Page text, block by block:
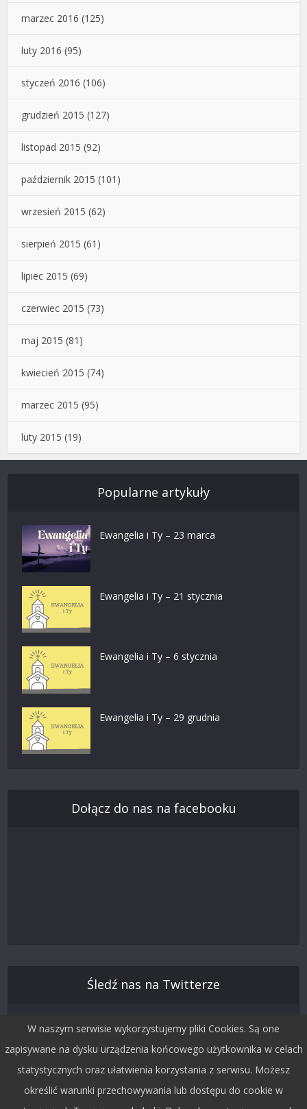
marzec 2016 (125)
luty 2016 (95)
styczeń 2016 (106)
grudzień 2015 (127)
listopad 2015 (92)
październik 2015 (101)
wrzesień 2015 (62)
sierpień 2015 (61)
lipiec 2015 (69)
czerwiec 2015 (73)
maj 2015 (81)
kwiecień 2015 (74)
marzec 2015 (95)
luty 2015 (19)
Popularne artykuły
Ewangelia i Ty – 23 marca
Ewangelia i Ty – 21 stycznia
Ewangelia i Ty – 6 stycznia
Ewangelia i Ty – 29 grudnia
Dołącz do nas na facebooku
Śledź nas na Twitterze
W naszym serwisie wykorzystujemy pliki Cookies. Są one
zapisywane na dysku urządzenia końcowego użytkownika w celach
statystycznych oraz ułatwienia korzystania z serwisu. Możesz
określić warunki przechowywania lub dostępu do cookie w